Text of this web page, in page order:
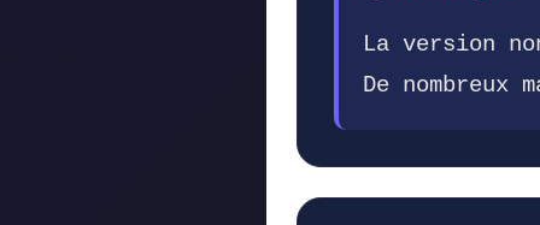
La version
De nombreux